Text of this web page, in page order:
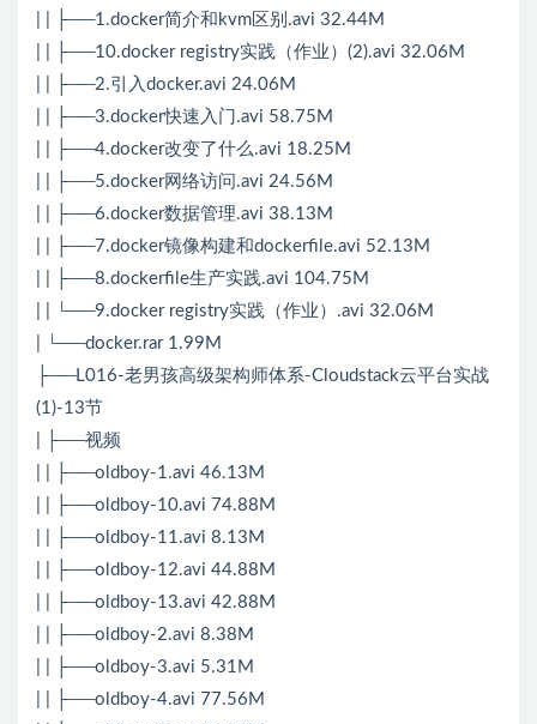
| | ├──1.docker简介和kvm区别.avi 32.44M
| | ├──10.docker registry实践（作业）(2).avi 32.06M
| | ├──2.引入docker.avi 24.06M
| | ├──3.docker快速入门.avi 58.75M
| | ├──4.docker改变了什么.avi 18.25M
| | ├──5.docker网络访问.avi 24.56M
| | ├──6.docker数据管理.avi 38.13M
| | ├──7.docker镜像构建和dockerfile.avi 52.13M
| | ├──8.dockerfile生产实践.avi 104.75M
| | └──9.docker registry实践（作业）.avi 32.06M
| └──docker.rar 1.99M
├──L016-老男孩高级架构师体系-Cloudstack云平台实战
(1)-13节
| ├──视频
| | ├──oldboy-1.avi 46.13M
| | ├──oldboy-10.avi 74.88M
| | ├──oldboy-11.avi 8.13M
| | ├──oldboy-12.avi 44.88M
| | ├──oldboy-13.avi 42.88M
| | ├──oldboy-2.avi 8.38M
| | ├──oldboy-3.avi 5.31M
| | ├──oldboy-4.avi 77.56M